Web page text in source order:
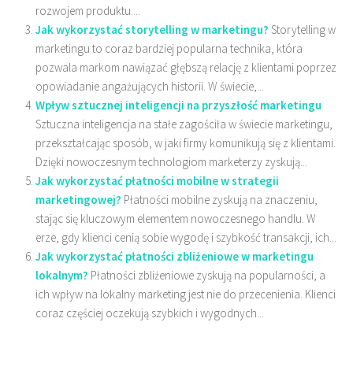
rozwojem produktu....
Jak wykorzystać storytelling w marketingu? Storytelling w
marketingu to coraz bardziej popularna technika, która
pozwala markom nawiązać głębszą relację z klientami poprzez
opowiadanie angażujących historii. W świecie,...
Wpływ sztucznej inteligencji na przyszłość marketingu
Sztuczna inteligencja na stałe zagościła w świecie marketingu,
przekształcając sposób, w jaki firmy komunikują się z klientami.
Dzięki nowoczesnym technologiom marketerzy zyskują...
Jak wykorzystać płatności mobilne w strategii
marketingowej? Płatności mobilne zyskują na znaczeniu,
stając się kluczowym elementem nowoczesnego handlu. W
erze, gdy klienci cenią sobie wygodę i szybkość transakcji, ich...
Jak wykorzystać płatności zbliżeniowe w marketingu
lokalnym? Płatności zbliżeniowe zyskują na popularności, a
ich wpływ na lokalny marketing jest nie do przecenienia. Klienci
coraz częściej oczekują szybkich i wygodnych...